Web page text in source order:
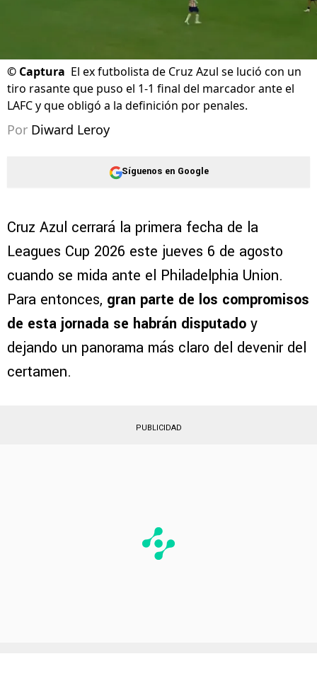
© Captura El ex futbolista de Cruz Azul se lució con un
tiro rasante que puso el 1-1 final del marcador ante el
LAFC y que obligó a la definición por penales.
Por Diward Leroy
Síguenos en Google
Cruz Azul cerrará la primera fecha de la
Leagues Cup 2026 este jueves 6 de agosto
cuando se mida ante el Philadelphia Union.
Para entonces, gran parte de los compromisos
de esta jornada se habrán disputado y
dejando un panorama más claro del devenir del
certamen.
PUBLICIDAD